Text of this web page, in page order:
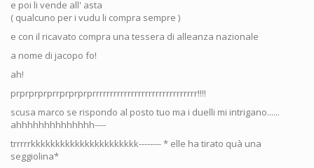
e poi li vende all' asta
( qualcuno per i vudu li compra sempre )
e con il ricavato compra una tessera di alleanza nazionale
a nome di jacopo fo!
ah!
prprprprprrprprprprrrrrrrrrrrrrrrrrrrrrrrrrrrrrr!!!!
scusa marco se rispondo al posto tuo ma i duelli mi intrigano......
ahhhhhhhhhhhhhh----
trrrrrkkkkkkkkkkkkkkkkkkkkkk-------- * elle ha tirato quà una
seggiolina*